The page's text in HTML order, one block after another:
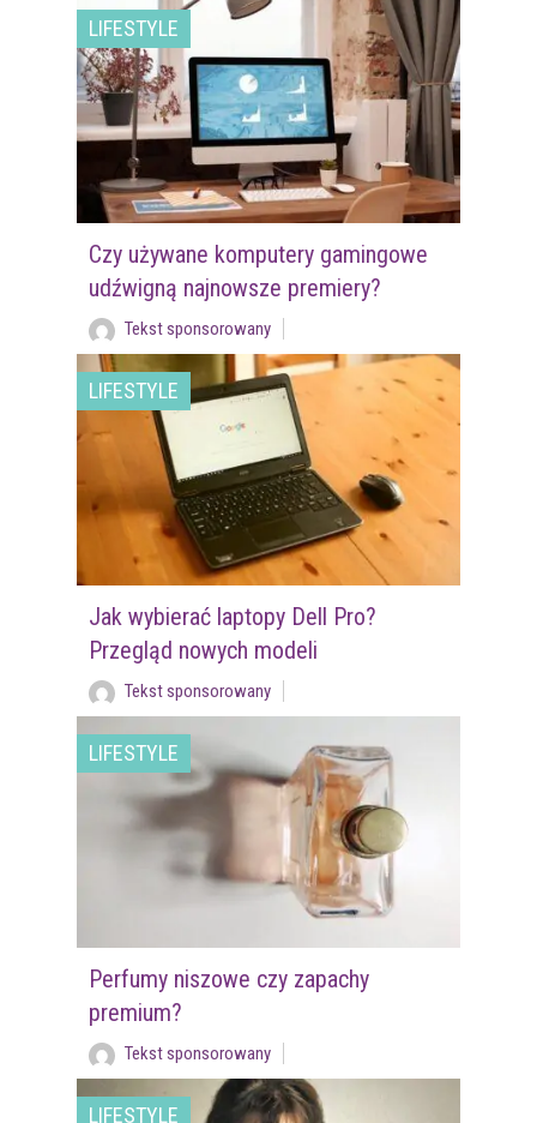
LIFESTYLE
Czy używane komputery gamingowe
udźwigną najnowsze premiery?
Tekst sponsorowany
LIFESTYLE
Jak wybierać laptopy Dell Pro?
Przegląd nowych modeli
Tekst sponsorowany
LIFESTYLE
Perfumy niszowe czy zapachy
premium?
Tekst sponsorowany
LIFESTYLE